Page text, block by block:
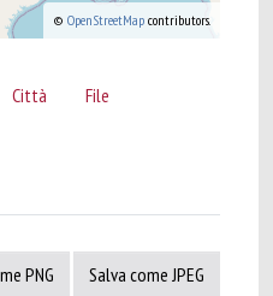
© OpenStreetMap contributors.
Città File
PNG Salva come JPEG